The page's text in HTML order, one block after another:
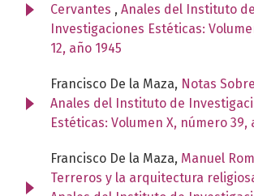
Cervantes , Anales del Instituto de
Investigaciones Estéticas:
12, año 1945
Francisco De la Maza, Notas
Anales del Instituto de
Estéticas: Volumen X, número 39,
Francisco De la Maza, Manuel
Terreros y la arquitectura